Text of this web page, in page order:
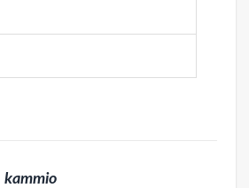
kammio